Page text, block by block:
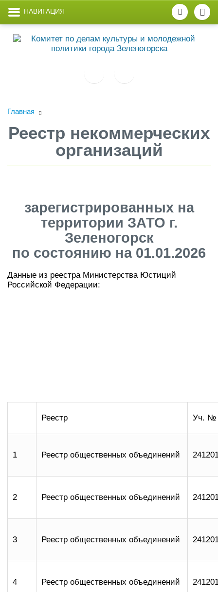
НАВИГАЦИЯ
Главная
Реестр некоммерческих
организаций
зарегистрированных на
территории ЗАТО г.
Зеленогорск
по состоянию на 01.01.2026
Данные из реестра Министерства Юстиций
Российской Федерации:
Реестр Уч. №
1 Реестр общественных объединений
2 Реестр общественных объединений
3 Реестр общественных объединений
4 Реестр общественных объединений